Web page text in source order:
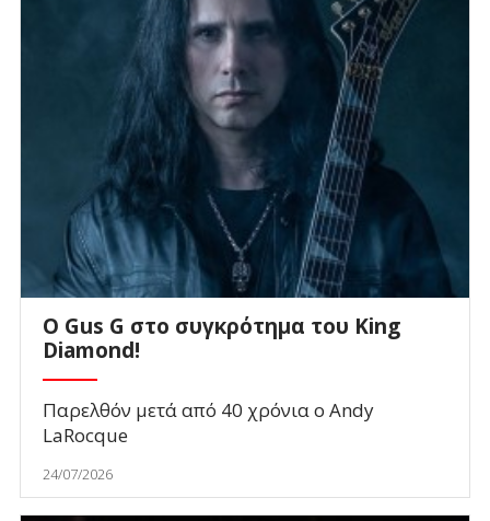
O Gus G στο συγκρότημα του King
Diamond!
Παρελθόν μετά από 40 χρόνια ο Andy
LaRocque
24/07/2026